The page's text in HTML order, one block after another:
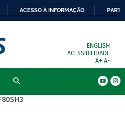
ACESSO À INFORMAÇÃO
ENGLISH
ACESSIBILIDADE
A+ A-